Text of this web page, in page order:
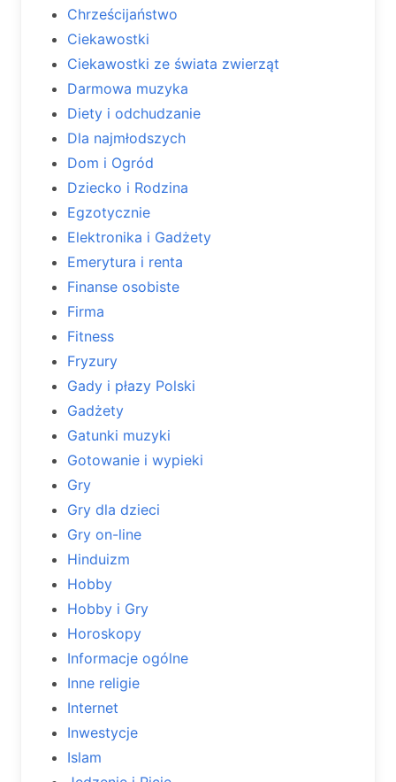
Chrześcijaństwo
Ciekawostki
Ciekawostki ze świata zwierząt
Darmowa muzyka
Diety i odchudzanie
Dla najmłodszych
Dom i Ogród
Dziecko i Rodzina
Egzotycznie
Elektronika i Gadżety
Emerytura i renta
Finanse osobiste
Firma
Fitness
Fryzury
Gady i płazy Polski
Gadżety
Gatunki muzyki
Gotowanie i wypieki
Gry
Gry dla dzieci
Gry on-line
Hinduizm
Hobby
Hobby i Gry
Horoskopy
Informacje ogólne
Inne religie
Internet
Inwestycje
Islam